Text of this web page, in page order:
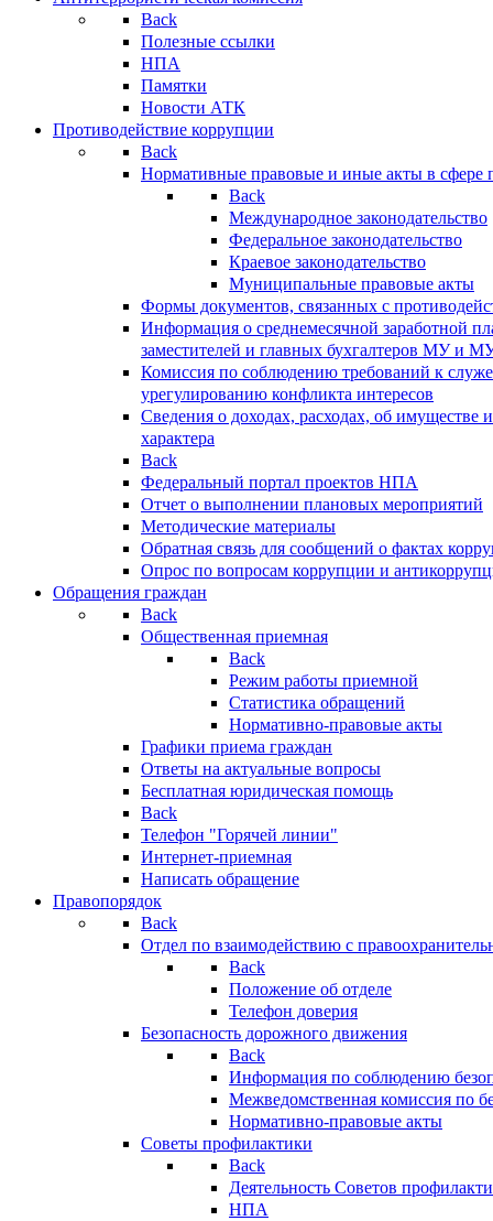
Back
Полезные ссылки
НПА
Памятки
Новости АТК
Противодействие коррупции
Back
Нормативные правовые и иные акты в сфере
Back
Международное законодательство
Федеральное законодательство
Краевое законодательство
Муниципальные правовые акты
Формы документов, связанных с
Информация о среднемесячной заработной
заместителей и главных бухгалтеров МУ и
Комиссия по соблюдению требований к
урегулированию конфликта интересов
Сведения о доходах, расходах, об имуществе
характера
Back
Федеральный портал проектов НПА
Отчет о выполнении плановых мероприятий
Методические материалы
Обратная связь для сообщений о фактах
Опрос по вопросам коррупции и
Обращения граждан
Back
Общественная приемная
Back
Режим работы приемной
Статистика обращений
Нормативно-правовые акты
Графики приема граждан
Ответы на актуальные вопросы
Бесплатная юридическая помощь
Back
Телефон "Горячей линии"
Интернет-приемная
Написать обращение
Правопорядок
Back
Отдел по взаимодействию с
Back
Положение об отделе
Телефон доверия
Безопасность дорожного движения
Back
Информация по соблюдению
Межведомственная комиссия по
Нормативно-правовые акты
Советы профилактики
Back
Деятельность Советов
НПА